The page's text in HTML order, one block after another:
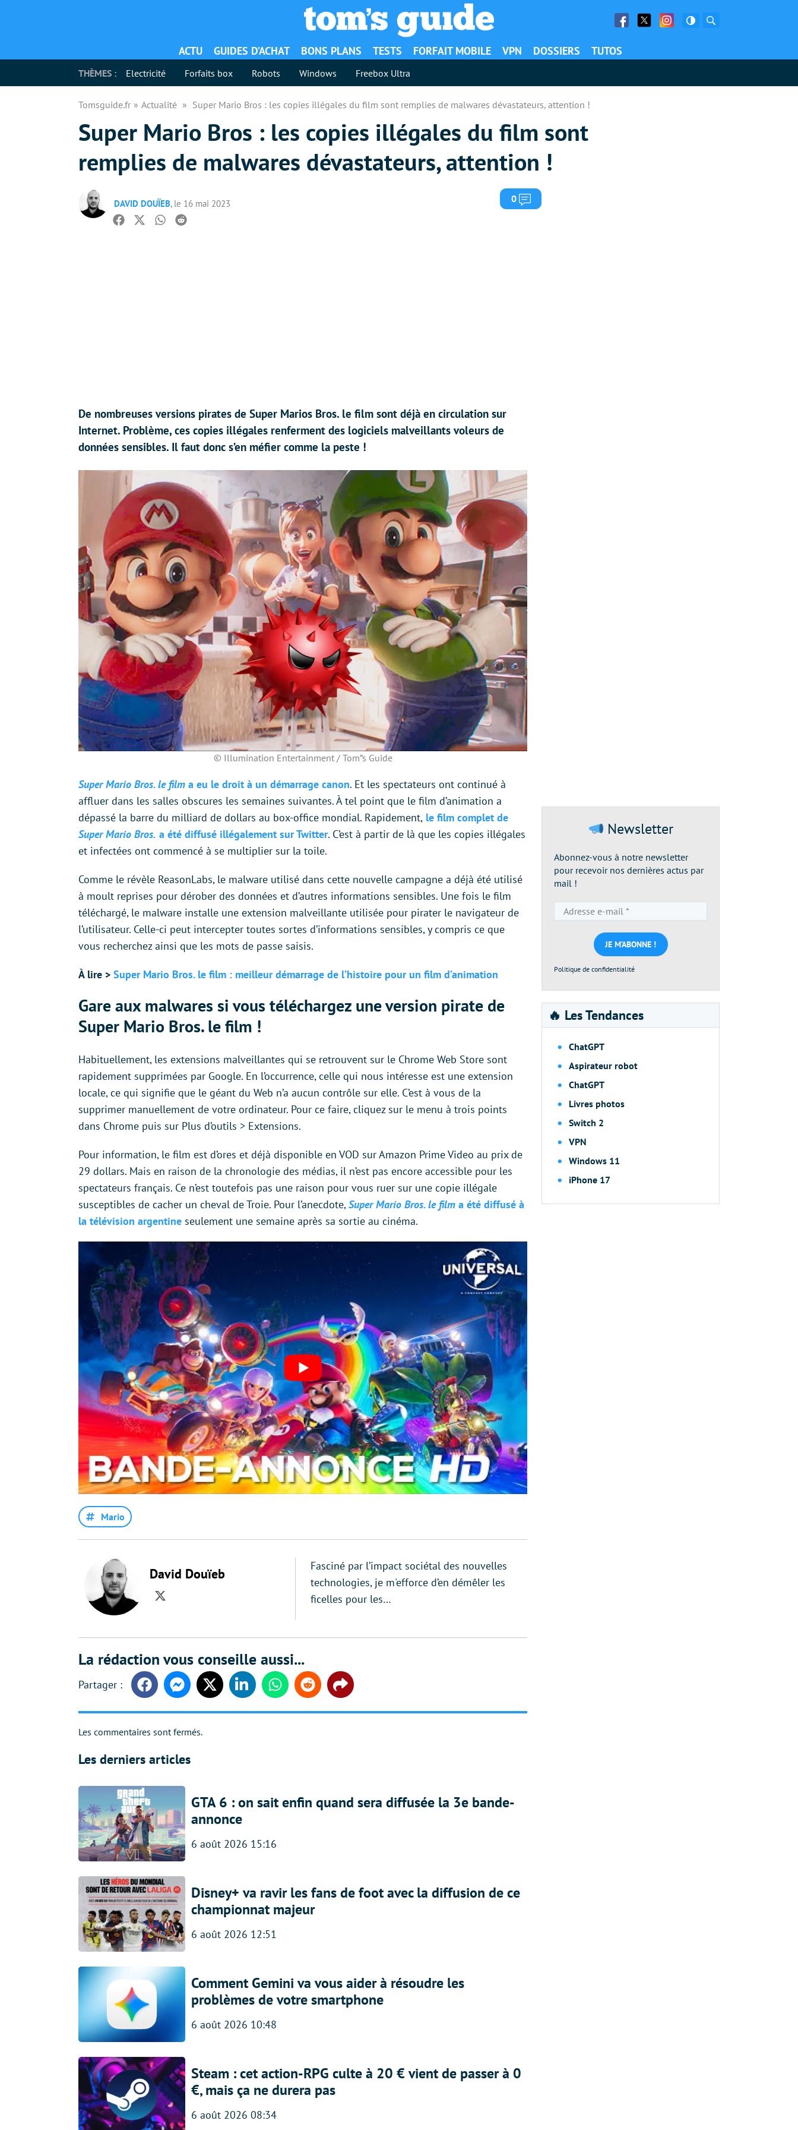
Facebook
Twitter Facebook
ACTU GUIDES D’ACHAT BONS PLANS TESTS FORFAIT MOBILE VPN DOSSIERS TUTOS
THÈMES : Electricité Forfaits box Robots Windows Freebox Ultra
Tomsguide.fr Actualité Super Mario Bros : les copies illégales du film sont remplies de malwares dévastateurs, attention !
Super Mario Bros : les copies illégales du film sont
remplies de malwares dévastateurs, attention !
DAVID DOUÏEB, le 16 mai 2023 0 Commentaires
Facebook
TwitterWhatsapp
Reddit
De nombreuses versions pirates de Super Marios Bros. le film sont déjà en circulation sur
Internet. Problème, ces copies illégales renferment des logiciels malveillants voleurs de
données sensibles. Il faut donc s’en méfier comme la peste !
© Illumination Entertainment / Tom”s Guide
Super Mario Bros. le film a eu le droit à un démarrage canon. Et les spectateurs ont continué à
affluer dans les salles obscures les semaines suivantes. À tel point que le film d’animation a
dépassé la barre du milliard de dollars au box-office mondial. Rapidement, le film complet de
Super Mario Bros. a été diffusé illégalement sur Twitter. C’est à partir de là que les copies illégales
et infectées ont commencé à se multiplier sur la toile.
Comme le révèle ReasonLabs, le malware utilisé dans cette nouvelle campagne a déjà été utilisé
à moult reprises pour dérober des données et d’autres informations sensibles. Une fois le film
téléchargé, le malware installe une extension malveillante utilisée pour pirater le navigateur de
l’utilisateur. Celle-ci peut intercepter toutes sortes d’informations sensibles, y compris ce que
vous recherchez ainsi que les mots de passe saisis.
À lire > Super Mario Bros. le film : meilleur démarrage de l’histoire pour un film d’animation
Gare aux malwares si vous téléchargez une version pirate de
Super Mario Bros. le film !
Habituellement, les extensions malveillantes qui se retrouvent sur le Chrome Web Store sont
rapidement supprimées par Google. En l’occurrence, celle qui nous intéresse est une extension
locale, ce qui signifie que le géant du Web n’a aucun contrôle sur elle. C’est à vous de la
supprimer manuellement de votre ordinateur. Pour ce faire, cliquez sur le menu à trois points
dans Chrome puis sur Plus d’outils > Extensions.
Pour information, le film est d’ores et déjà disponible en VOD sur Amazon Prime Video au prix de
29 dollars. Mais en raison de la chronologie des médias, il n’est pas encore accessible pour les
spectateurs français. Ce n’est toutefois pas une raison pour vous ruer sur une copie illégale
susceptibles de cacher un cheval de Troie. Pour l’anecdote, Super Mario Bros. le film a été diffusé à
la télévision argentine seulement une semaine après sa sortie au cinéma.
Mario
David Douïeb
Twitter
Fasciné par l’impact sociétal des nouvelles
technologies, je m'efforce d’en démêler les
ficelles pour les…
La rédaction vous conseille aussi...
FacebookMessengerTwitter LinkedinWhatsappReddit Share
Les commentaires sont fermés.
Les derniers articles
GTA 6 : on sait enfin quand sera diffusée la 3e bande-
annonce
6 août 2026 15:16
Disney+ va ravir les fans de foot avec la diffusion de ce
championnat majeur
6 août 2026 12:51
Comment Gemini va vous aider à résoudre les
problèmes de votre smartphone
6 août 2026 10:48
Steam : cet action-RPG culte à 20 € vient de passer à 0
€, mais ça ne durera pas
6 août 2026 08:34
Newsletter
Abonnez-vous à notre newsletter
pour recevoir nos dernières actus par
mail !
e-
mail
*
Politique de confidentialité
🔥 Les Tendances
ChatGPT
Aspirateur robot
ChatGPT
Livres photos
Switch 2
VPN
Windows 11
iPhone 17